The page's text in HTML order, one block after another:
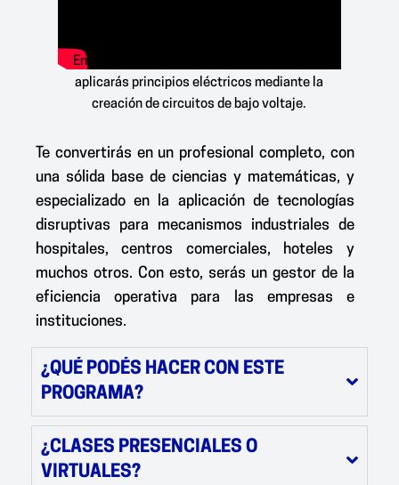
En el Lab. de Electrónica y Electromecánica
aplicarás principios eléctricos mediante la
creación de circuitos de bajo voltaje.
Te convertirás en un profesional completo, con
una sólida base de ciencias y matemáticas, y
especializado en la aplicación de tecnologías
disruptivas para mecanismos industriales de
hospitales, centros comerciales, hoteles y
muchos otros. Con esto, serás un gestor de la
eficiencia operativa para las empresas e
instituciones.
¿QUÉ PODÉS HACER CON ESTE
PROGRAMA?
¿CLASES PRESENCIALES O
VIRTUALES?